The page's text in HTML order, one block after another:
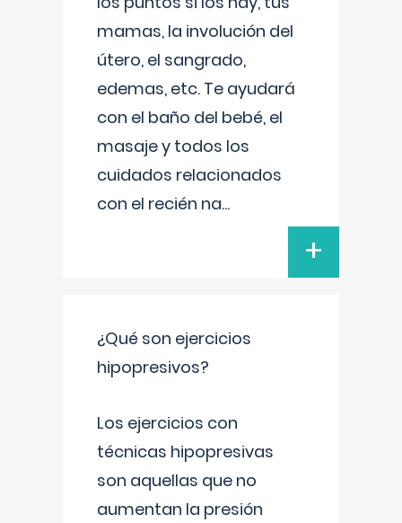
mamas, la involución del
útero, el sangrado,
edemas, etc. Te ayudará
con el baño del bebé, el
masaje y todos los
cuidados relacionados
con el recién na...
+
¿Qué son ejercicios
hipopresivos?
Los ejercicios con
técnicas hipopresivas
son aquellas que no
aumentan la presión